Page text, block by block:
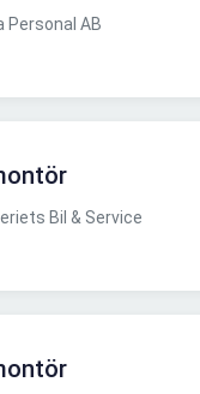
Personal AB
Bil & Service